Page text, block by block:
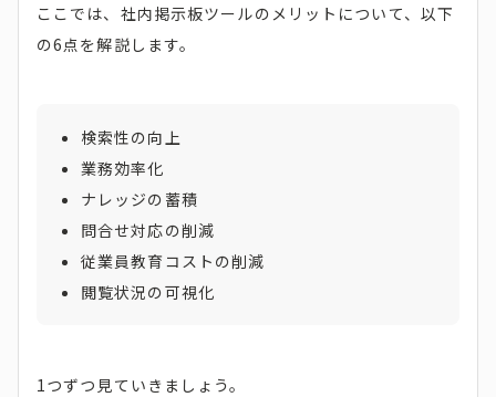
ここでは、社内掲示板ツールのメリットについて、以下
の6点を解説します。
検索性の向上
業務効率化
ナレッジの蓄積
問合せ対応の削減
従業員教育コストの削減
閲覧状況の可視化
1つずつ見ていきましょう。